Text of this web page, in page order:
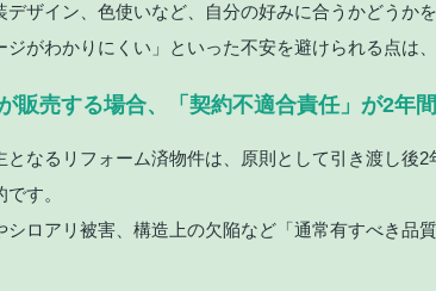
デザイン、色使いなど、自分の好みに合うかどうか
ジがわかりにくい」といった不安を避けられる点は
販売する場合、「契約不適合責任」が2年
となるリフォーム済物件は、原則として引き渡し後
す。
シロアリ被害、構造上の欠陥など「通常有すべき品